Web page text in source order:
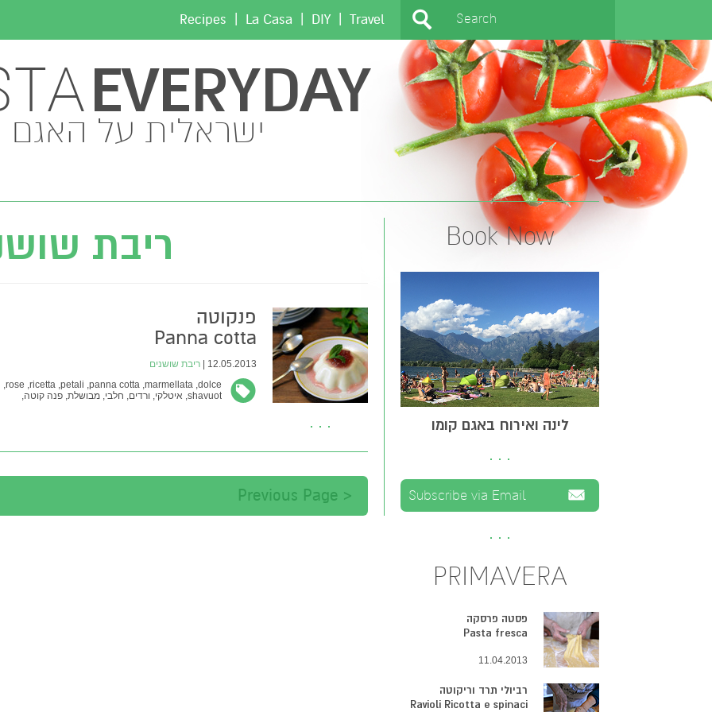
Travel
|
DIY
|
La Casa
|
Recipes
EVERYDAY
ישראלית על האגם
Book Now
לינה ואירוח באגם קומו
PRIMAVERA
פסטה פרסקה
Pasta fresca
11.04.2013
רביולי תרד וריקוטה
Ravioli Ricotta e spinaci
ריבת
פנקוטה
Panna cotta
12.05.2013 |
ריבת שושנים
dolce,
marmellata,
panna cotta,
petali,
ricetta,
rose,
shavuot, איטלקי, ורדים, חלבי, מבושלת, פנה קוטה,
< Previous Page